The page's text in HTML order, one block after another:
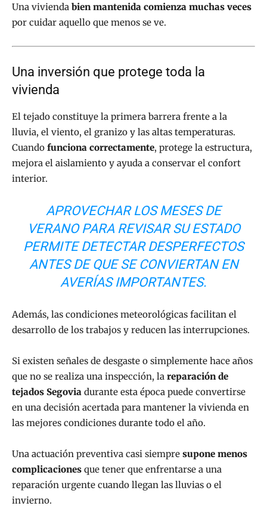
Una vivienda bien mantenida comienza muchas veces
por cuidar aquello que menos se ve.
Una inversión que protege toda la
vivienda
El tejado constituye la primera barrera frente a la
lluvia, el viento, el granizo y las altas temperaturas.
Cuando funciona correctamente, protege la estructura,
mejora el aislamiento y ayuda a conservar el confort
interior.
APROVECHAR LOS MESES DE
VERANO PARA REVISAR SU ESTADO
PERMITE DETECTAR DESPERFECTOS
ANTES DE QUE SE CONVIERTAN EN
AVERÍAS IMPORTANTES.
Además, las condiciones meteorológicas facilitan el
desarrollo de los trabajos y reducen las interrupciones.
Si existen señales de desgaste o simplemente hace años
que no se realiza una inspección, la reparación de
tejados Segovia durante esta época puede convertirse
en una decisión acertada para mantener la vivienda en
las mejores condiciones durante todo el año.
Una actuación preventiva casi siempre supone menos
complicaciones que tener que enfrentarse a una
reparación urgente cuando llegan las lluvias o el
invierno.